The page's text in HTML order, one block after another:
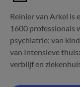
Reinier van Arkel is
1600 professionals
psychiatrie; van
van Intensieve
verblijf en